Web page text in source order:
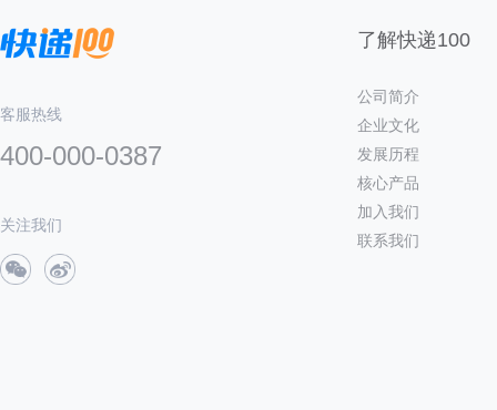
客服热线
400-000-0387
关注我们
了解快递100
公司简介
企业文化
发展历程
核心产品
加入我们
联系我们